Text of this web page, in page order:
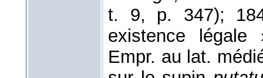
t. 9, p. 347);
existence
Empr. au lat.